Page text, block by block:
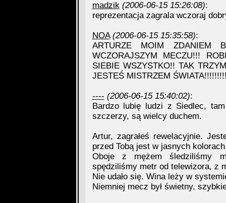
madzik (2006-06-15 15:26:08):
reprezentacja zagrala wczoraj
NOA (2006-06-15 15:35:58):
ARTURZE MOIM ZDANIEM
WCZORAJSZYM MECZU!!!
SIEBIE WSZYSTKO!! TAK
JESTEŚ MISTRZEM
---- (2006-06-15 15:40:02):
Bardzo lubię ludzi z Siedlec,
szczerzy, są wielcy duchem.
Artur, zagrałeś rewelacyjnie.
przed Tobą jest w jasnych
Oboje z mężem śledziliśmy
spędziliśmy metr od telewizora, z
Nie udało się. Wina leży w
Niemniej mecz był świetny,